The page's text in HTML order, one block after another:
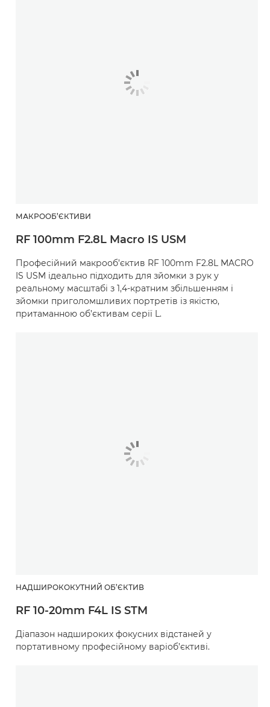
МАКРООБ’ЄКТИВИ
RF 100mm F2.8L Macro IS USM
Професійний макрооб’єктив RF 100mm F2.8L MACRO
IS USM ідеально підходить для зйомки з рук у
реальному масштабі з 1,4-кратним збільшенням і
зйомки приголомшливих портретів із якістю,
притаманною об’єктивам серії L.
НАДШИРОКОКУТНИЙ ОБ’ЄКТИВ
RF 10-20mm F4L IS STM
Діапазон надшироких фокусних відстаней у
портативному професійному варіоб’єктиві.